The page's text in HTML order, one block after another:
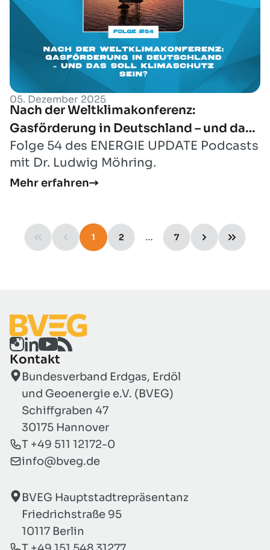
05. Dezember 2025
Nach der Weltklimakonferenz:
Gasförderung in Deutschland – und das
soll Klimaschutz sein?
Folge 54 des ENERGIE UPDATE Podcasts
mit Dr. Ludwig Möhring.
Mehr erfahren
1 2 … 7
Kontakt
Bundesverband Erdgas, Erdöl
und Geoenergie e.V. (BVEG)
Schiffgraben 47
30175 Hannover
T +49 511 12172-0
info@bveg.de
BVEG Hauptstadtrepräsentanz
Friedrichstraße 95
10117 Berlin